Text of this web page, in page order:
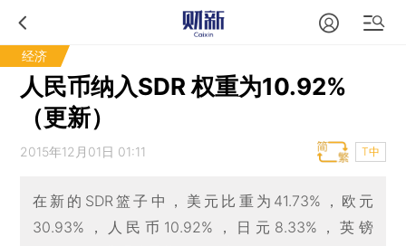
经济
人民币纳入SDR 权重为10.92%
（更新）
2015年12月01日 01:11 T中
在新的SDR篮子中，美元比重为41.73%，欧元
30.93%，人民币10.92%，日元8.33%，英镑